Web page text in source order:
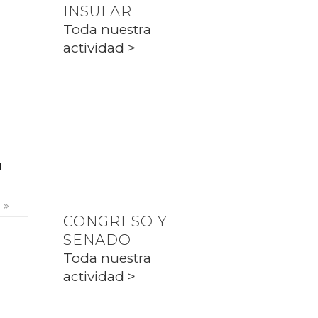
PP CIUTADELLA
INSULAR
Toda nuestra
actividad >
CONGRESO Y
SENADO
Toda nuestra
actividad >